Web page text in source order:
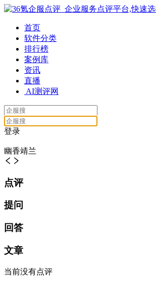
首页
软件分类
排行榜
案例库
资讯
直播
AI测评网
登录
幽香靖兰
点评
提问
回答
文章
当前没有点评